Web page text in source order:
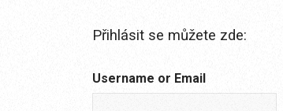
Přihlásit se můžete zde:
Username or Email